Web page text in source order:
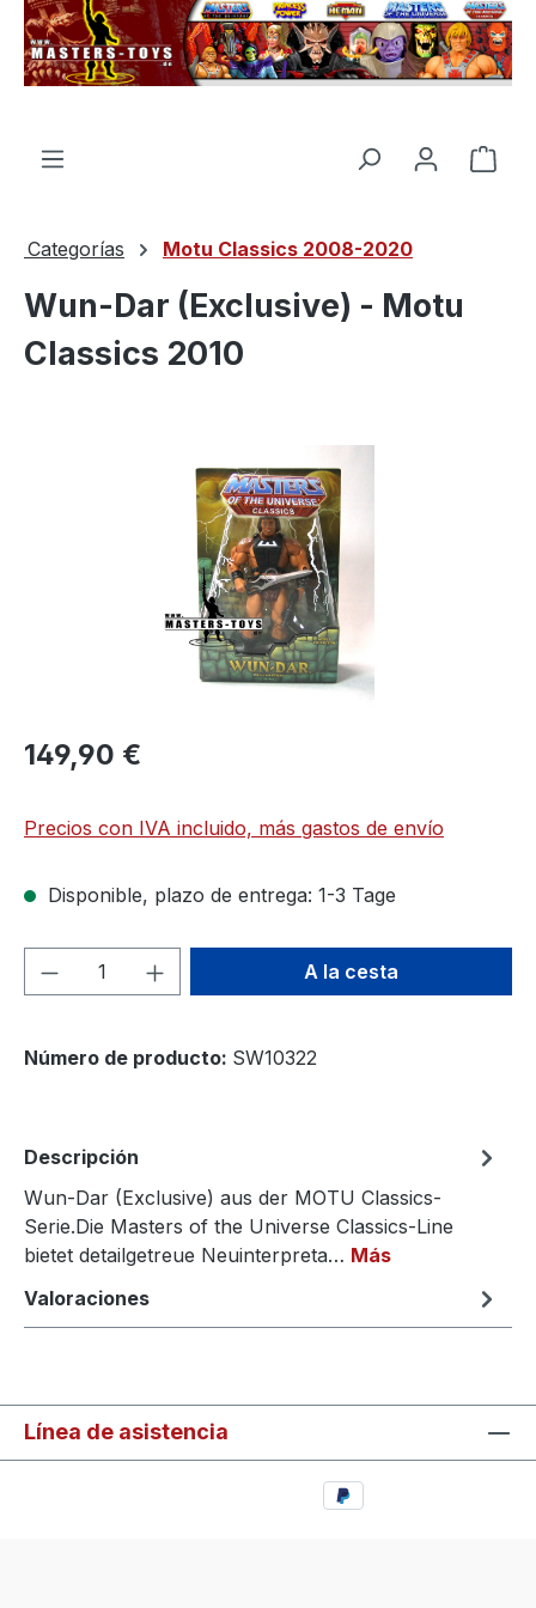
principal
El
Categorías Motu Classics 2008-2020
Wun-Dar (Exclusive) - Motu
Classics 2010
149,90 €
Precios con IVA incluido, más gastos de envío
Disponible, plazo de entrega: 1-3 Tage
Cantidad del producto: introduce la
A la cesta
Número de producto: SW10322
Descripción
Wun-Dar (Exclusive) aus der MOTU Classics-
Serie.Die Masters of the Universe Classics-Line
bietet detailgetreue Neuinterpreta… Más
Valoraciones
Línea de asistencia